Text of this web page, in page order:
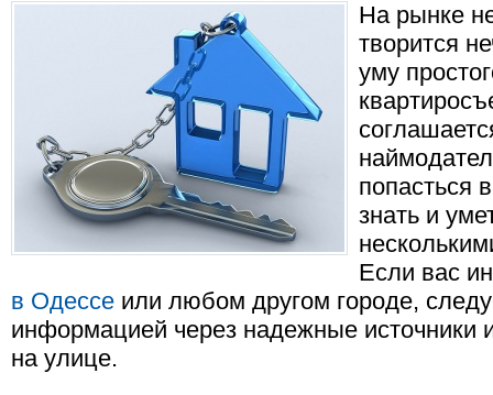
На рынке
творится
уму
попасться
знать и
Если вас
в Одессе или любом другом городе,
информацией через надежные источники
на улице.